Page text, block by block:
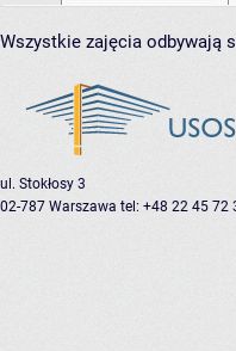
Wszystkie zajęcia odbywają
ul. Stokłosy 3
02-787 Warszawa tel: +48 22 45 72